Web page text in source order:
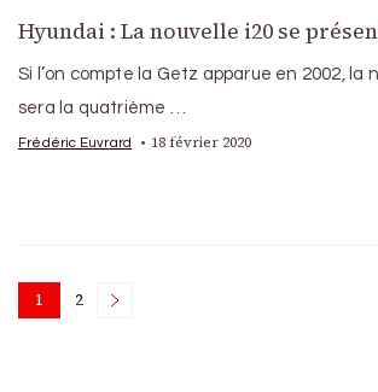
Hyundai : La nouvelle i20 se
Si l’on compte la Getz apparue en 2002, la
sera la quatrième …
Frédéric Euvrard 18 février 2020
Posts
Page
1 Page
2